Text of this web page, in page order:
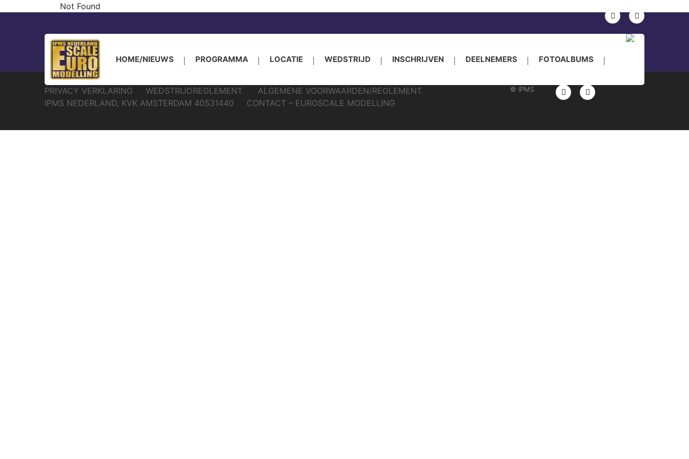
HOME/NIEUWS PROGRAMMA LOCATIE WEDSTRIJD INSCHRIJVEN DEELNEMERS FOTOALBUMS
Not Found
PRIVACY VERKLARING WEDSTRIJDREGLEMENT
ALGEMENE VOORWAARDEN/REGLEMENT
IPMS NEDERLAND, KVK AMSTERDAM 40531440
CONTACT – EUROSCALE MODELLING
© IPMS